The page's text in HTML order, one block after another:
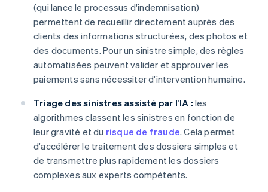
(qui lance le processus d'indemnisation)
permettent de recueillir directement auprès des
clients des informations structurées, des photos et
des documents. Pour un sinistre simple, des règles
automatisées peuvent valider et approuver les
paiements sans nécessiter d'intervention humaine.
Triage des sinistres assisté par l’IA : les
algorithmes classent les sinistres en fonction de
leur gravité et du risque de fraude. Cela permet
d'accélérer le traitement des dossiers simples et
de transmettre plus rapidement les dossiers
complexes aux experts compétents.